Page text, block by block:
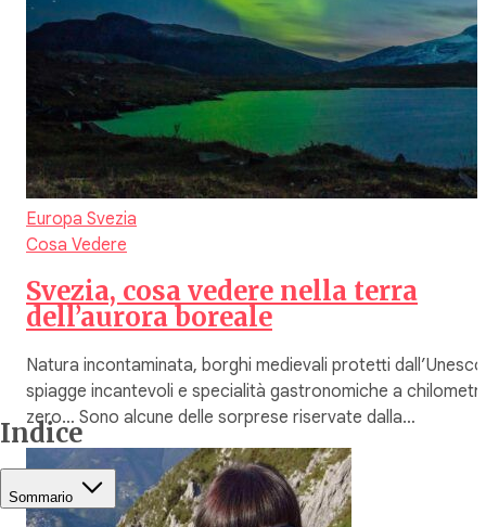
Indice
Sommario
Europa Svezia
Cosa Vedere
Svezia, cosa vedere nella terra
dell’aurora boreale
Natura incontaminata, borghi medievali protetti
spiagge incantevoli e specialità gastronomiche a
zero… Sono alcune delle sorprese riservate dalla…